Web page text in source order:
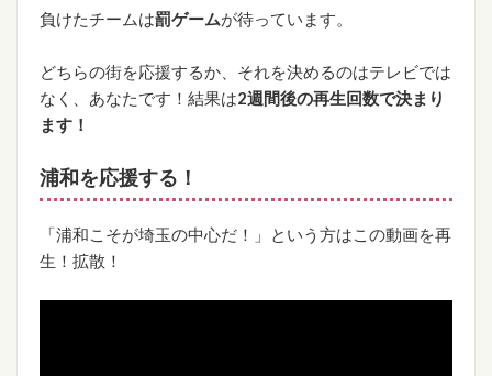
負けたチームは罰ゲームが待っています。
どちらの街を応援するか、それを決めるのはテレビでは
なく、あなたです！結果は2週間後の再生回数で決まり
ます！
浦和を応援する！
「浦和こそが埼玉の中心だ！」という方はこの動画を再
生！拡散！